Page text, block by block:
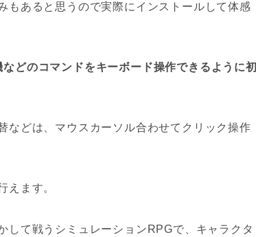
もあると思うので実際にインストールして体感
どのコマンドをキーボード操作できるように初
などは、マウスカーソル合わせてクリック操作
えます。
して戦うシミュレーションRPGで、キャラクタ